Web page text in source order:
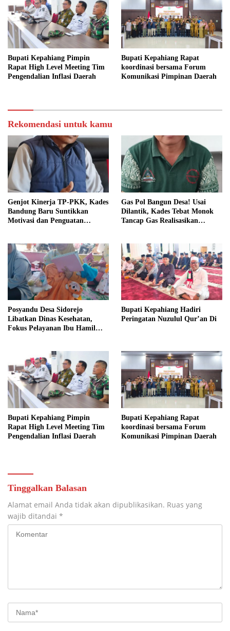
Bupati Kepahiang Pimpin
Rapat High Level Meeting Tim
Pengendalian Inflasi Daerah
Bupati Kepahiang Rapat
koordinasi bersama Forum
Komunikasi Pimpinan Daerah
Rekomendasi untuk kamu
Genjot Kinerja TP-PKK, Kades
Bandung Baru Suntikkan
Motivasi dan Penguatan
Gas Pol Bangun Desa! Usai
Dilantik, Kades Tebat Monok
Tancap Gas Realisasikan
Posyandu Desa Sidorejo
Libatkan Dinas Kesehatan,
Fokus Pelayanan Ibu Hamil
Bupati Kepahiang Hadiri
Peringatan Nuzulul Qur’an Di
Bupati Kepahiang Pimpin
Rapat High Level Meeting Tim
Pengendalian Inflasi Daerah
Bupati Kepahiang Rapat
koordinasi bersama Forum
Komunikasi Pimpinan Daerah
Tinggalkan Balasan
Alamat email Anda tidak akan dipublikasikan. Ruas yang
wajib ditandai *